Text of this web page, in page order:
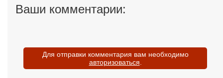
Ваши комментарии:
Для отправки комментария вам необходимо
авторизоваться